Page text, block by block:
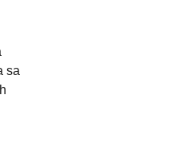
sa